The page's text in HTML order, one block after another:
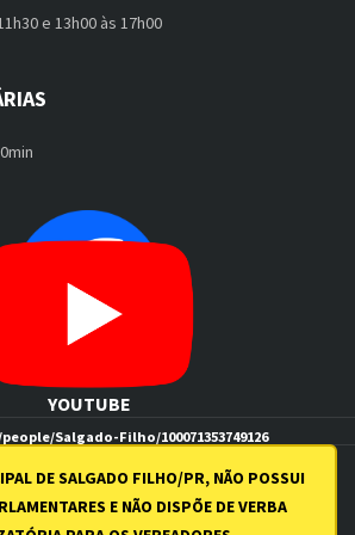
e 13h00 às 17h00
Salgado-Filho/100071353749126
YOUTUBE
DE SALGADO FILHO/PR, NÃO POSSUI
E NÃO DISPÕE DE VERBA